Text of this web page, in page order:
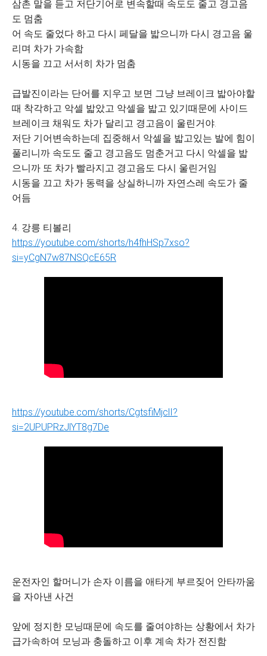
삼촌 말을 듣고 저단기어로 변속할때 속도도 줄고 경고음
도 멈춤
어 속도 줄었다 하고 다시 페달을 밟으니까 다시 경고음 울
리며 차가 가속함
시동을 끄고 서서히 차가 멈춤
급발진이라는 단어를 지우고 보면 그냥 브레이크 밟아야할
때 착각하고 악셀 밟았고 악셀을 밟고 있기때문에 사이드
브레이크 채워도 차가 달리고 경고음이 울린거야.
저단 기어변속하는데 집중해서 악셀을 밟고있는 발에 힘이
풀리니까 속도도 줄고 경고음도 멈춘거고 다시 악셀을 밟
으니까 또 차가 빨라지고 경고음도 다시 울린거임
시동을 끄고 차가 동력을 상실하니까 자연스레 속도가 줄
어듬
4. 강릉 티볼리
https://youtube.com/shorts/h4fhHSp7xso?
si=yCgN7w87NSQcE65R
https://youtube.com/shorts/CgtsfiMjclI?
si=2UPUPRzJlYT8g7De
운전자인 할머니가 손자 이름을 애타게 부르짖어 안타까움
을 자아낸 사건
앞에 정지한 모닝때문에 속도를 줄여야하는 상황에서 차가
급가속하여 모닝과 충돌하고 이후 계속 차가 전진함